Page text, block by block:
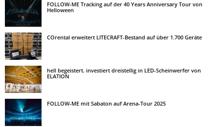
FOLLOW-ME Tracking auf der 40 Years Anniversary Tour von
Helloween
COrental erweitert LITECRAFT-Bestand auf über 1.700 Geräte
hell begeistert. investiert dreistellig in LED-Scheinwerfer von
ELATION
FOLLOW-ME mit Sabaton auf Arena-Tour 2025